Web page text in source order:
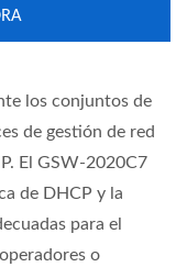
los conjuntos de
de gestión de red
El GSW-2020C7
de DHCP y la
para el
o